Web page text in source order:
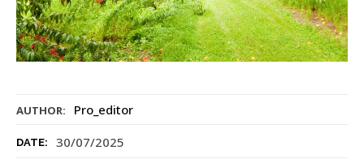
AUTHOR: Pro_editor
DATE: 30/07/2025